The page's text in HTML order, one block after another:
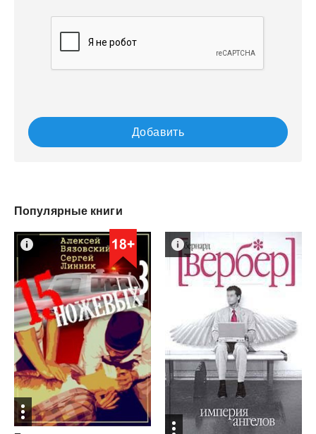
Добавить
Популярные книги